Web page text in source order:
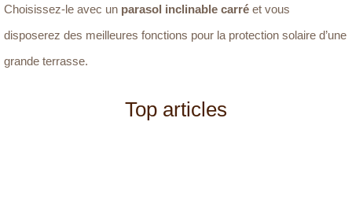
Choisissez-le avec un parasol inclinable carré et vous
disposerez des meilleures fonctions pour la protection solaire d’une
grande terrasse.
Top articles